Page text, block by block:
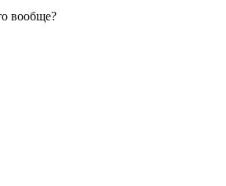
вообще?